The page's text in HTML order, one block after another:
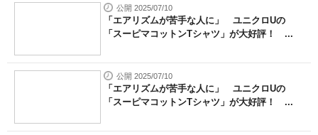
公開 2025/07/10
「エアリズムが苦手な人に」 ユニクロUの
「スーピマコットンTシャツ」が大好評！ ...
公開 2025/07/10
「エアリズムが苦手な人に」 ユニクロUの
「スーピマコットンTシャツ」が大好評！ ...